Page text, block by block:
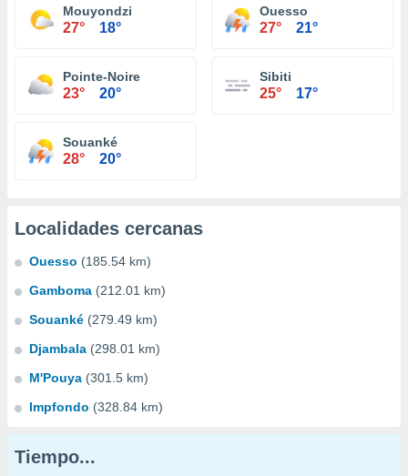
Mouyondzi
27° 18°
Ouesso
27° 21°
Pointe-Noire
23° 20°
Sibiti
25° 17°
Souanké
28° 20°
Localidades cercanas
Ouesso (185.54 km)
Gamboma (212.01 km)
Souanké (279.49 km)
Djambala (298.01 km)
M'Pouya (301.5 km)
Impfondo (328.84 km)
Tiempo...